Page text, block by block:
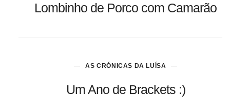
Lombinho de Porco com Camarão
AS CRÓNICAS DA LUÍSA
Um Ano de Brackets :)